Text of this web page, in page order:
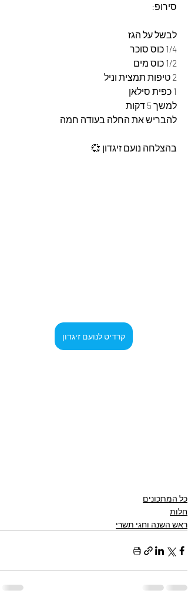
סירופ:
לבשל על הגז
1/4 כוס סוכר
1/2 כוס מים
2 טיפות תמצית וניל
1 כפית סילאן
למשך 5 דקות
להבריש את החלה בעודה חמה
בהצלחה נועם זיגדון 💞
קרדיט לנועם זיגדון
כל המתכונים
חלות
ראש השנה וחגי תשרי